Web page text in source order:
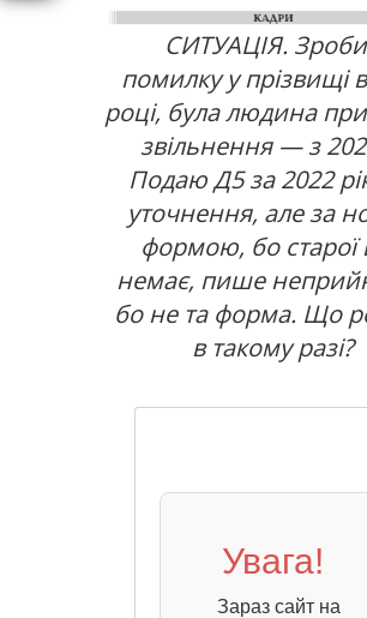
СИТУАЦІЯ.
помилку у прізвищі
році, була людина
звільнення — з
Подаю Д5 за 2022
уточнення, але за
формою, бо старої
немає, пише
бо не та форма. Що
в такому разі?
Увага!
Зараз сайт на